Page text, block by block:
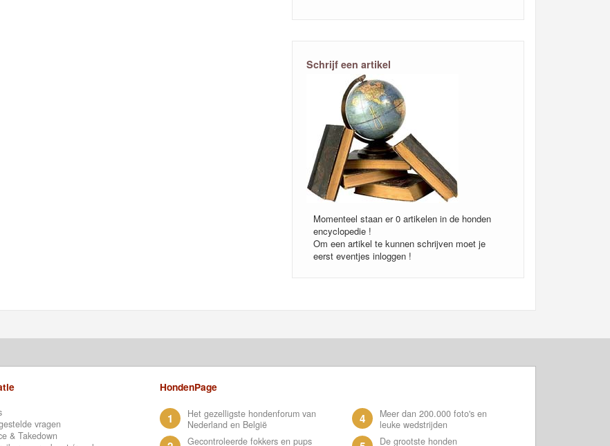
Schrijf een artikel
Momenteel staan er 0 artikelen in de honden
encyclopedie !
Om een artikel te kunnen schrijven moet je
eerst eventjes inloggen !
vragen
& Takedown
HondenPage
1
Het gezelligste hondenforum van
Nederland en België
Gecontroleerde fokkers en pups
4
Meer dan 200.000 foto's en
leuke wedstrijden
De grootste honden